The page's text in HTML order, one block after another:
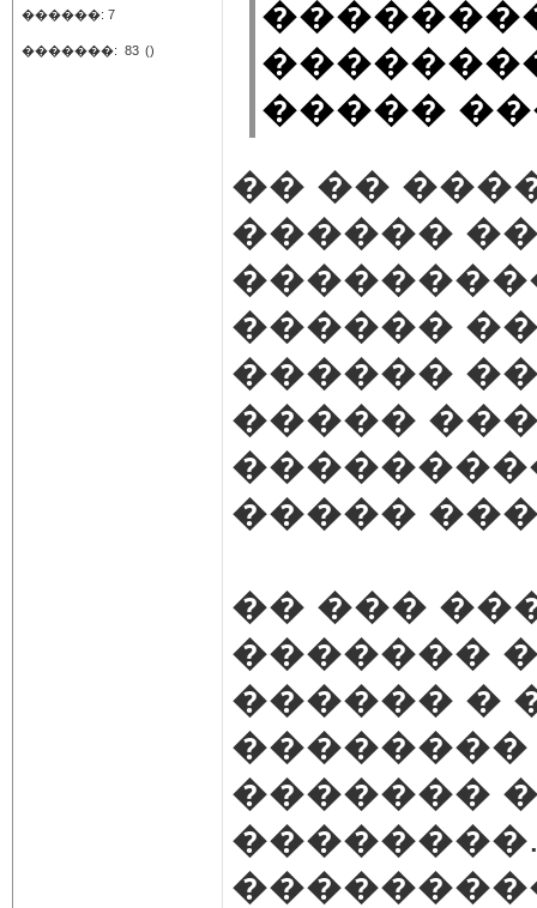
������: 7
�������: 83 ()
�����
�� ��
������
������
������
�����
�����
�� ���
�������
������ �
��������
�������